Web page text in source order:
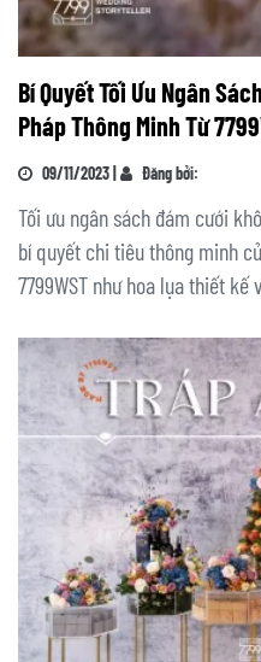
Bí Quyết Tối Ưu Ngân
Pháp Thông Minh Từ
09/11/2023 | Đăng bởi:
Tối ưu ngân sách đám cưới
bí quyết chi tiêu thông minh
7799WST như hoa lụa thiết kế